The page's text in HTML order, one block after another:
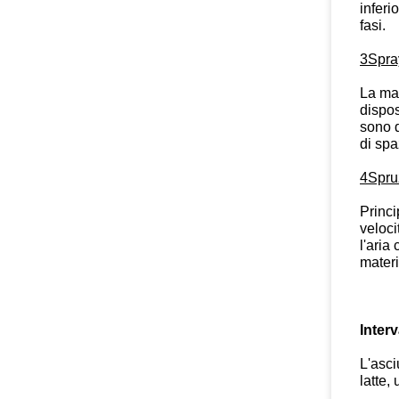
fasi.
La
sono
di
l'aria
latte,